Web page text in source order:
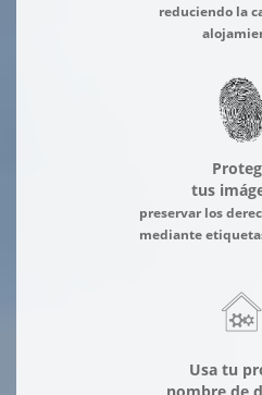
reduciendo la
tus
preservar los
mediante
Usa tu